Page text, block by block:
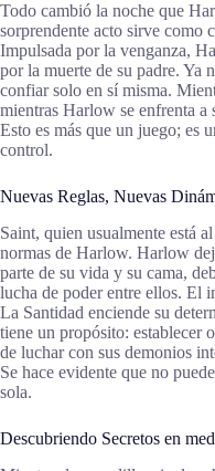
Todo cambió la noche que
sorprendente acto sirve como
Impulsada por la venganza,
por la muerte de su padre. Ya
confiar solo en sí misma.
mientras Harlow se enfrenta
Esto es más que un juego; es
control.
Nuevas Reglas, Nuevas
Saint, quien usualmente está
normas de Harlow. Harlow
parte de su vida y su cama,
lucha de poder entre ellos. El
La Santidad enciende su
tiene un propósito: establecer
de luchar con sus demonios
Se hace evidente que no
sola.
Descubriendo Secretos en